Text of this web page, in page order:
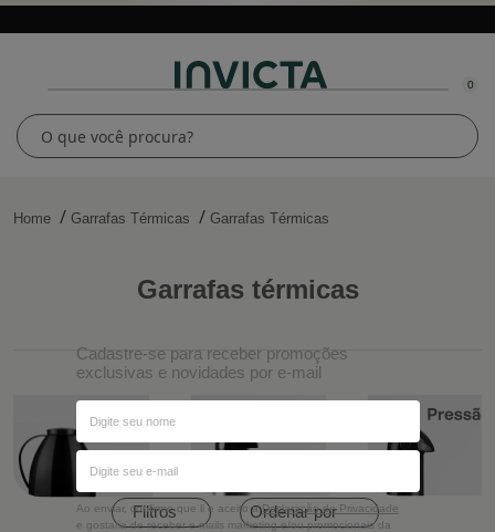
0
Home Garrafas Térmicas Garrafas Térmicas
garrafas térmicas
Filtros Ordenar por
Cadastre-se para receber promoções
exclusivas e novidades por e-mail
Ao enviar, confirmo que li e aceito aDeclaração de Privacidade
e gostaria de receber e-mails marketing e/ou promocionais da